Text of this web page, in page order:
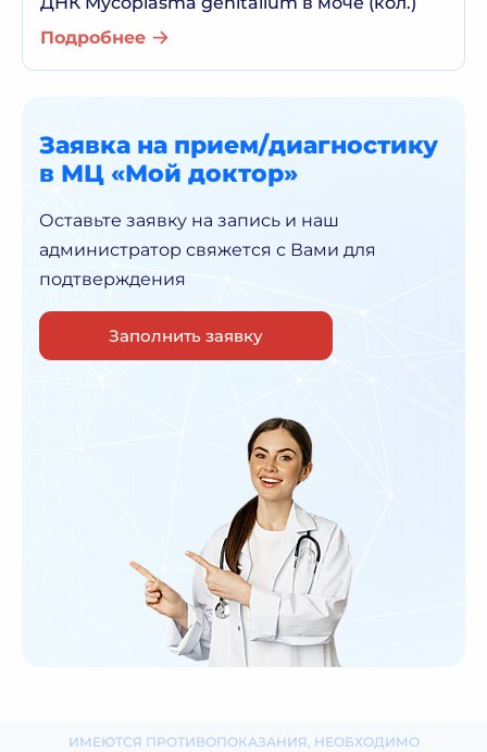
Подробнее
Заявка на прием/диагностику
в МЦ «Мой доктор»
Оставьте заявку на запись и наш
администратор свяжется с Вами для
подтверждения
Заполнить заявку
ИМЕЮТСЯ ПРОТИВОПОКАЗАНИЯ, НЕОБХОДИМО